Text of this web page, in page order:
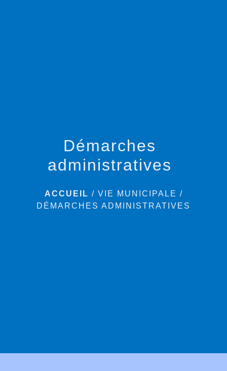
Démarches
administratives
ACCUEIL / VIE MUNICIPALE /
DÉMARCHES ADMINISTRATIVES